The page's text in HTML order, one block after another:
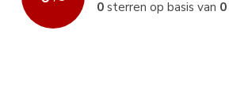
0sterren op basis van 0